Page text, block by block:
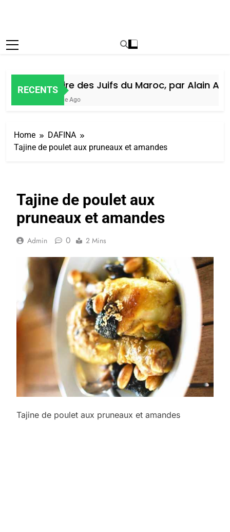
RECENTS
Histoire des Juifs du Maroc, par Alain Amiel
1 Semaine Ago
Home
DAFINA
Tajine de poulet aux pruneaux et amandes
Tajine de poulet aux
pruneaux et amandes
Admin 0 2 Mins
Tajine de poulet aux pruneaux et amandes